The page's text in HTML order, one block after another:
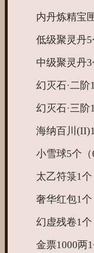
内丹炼精宝匣
低级聚灵丹5
中级聚灵丹3
幻灭石·二阶1
幻灭石·三阶1
海纳百川(II)1
小雪球5个（
太乙符箓1个
奢华红包1个
幻虚残卷1个
金票1000两1